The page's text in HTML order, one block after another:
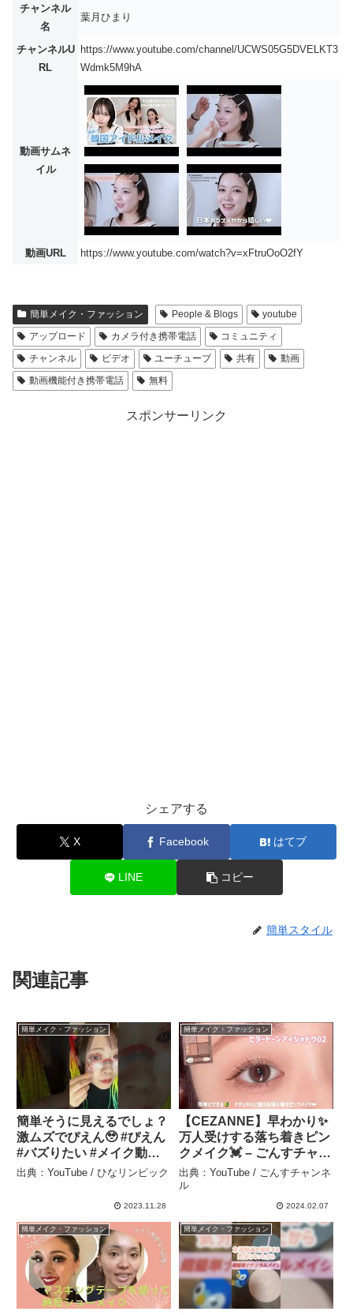
チャンネル
名
葉月ひまり
チャンネルU
RL
https://www.youtube.com/channel/UCWS05G5DVELKT3
Wdmk5M9hA
動画サムネ
イル
動画URL https://www.youtube.com/watch?v=xFtruOoO2fY
簡単メイク・ファッション People & Blogs
youtube
アップロード
カメラ付き携帯電話
コミュニティ
チャンネル
ビデオ ユーチューブ 共有
動画
動画機能付き携帯電話
無料
スポンサーリンク
シェアする
X Facebook はてブ
LINE コピー
簡単スタイル
関連記事
簡単メイク・ファッション
簡単そうに見えるでしょ？
激ムズでぴえん🥹 #ぴえん
#バズりたい #メイク動画 –
ひなリンピック
出典：YouTube / ひなリンピック
2023.11.28
簡単メイク・ファッション
【CEZANNE】早わかり✨
万人受けする落ち着きピン
クメイク💓 – ごんすチャン
ネル
出典：YouTube / ごんすチャンネ
ル
2024.02.07
簡単メイク・ファッション 簡単メイク・ファッション